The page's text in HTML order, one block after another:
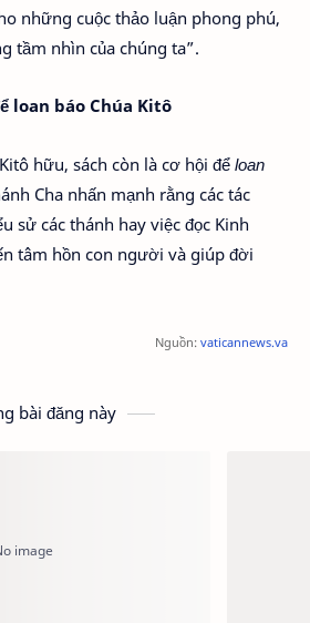
những cuộc thảo luận phong phú,
tầm nhìn của chúng ta”.
loan báo Chúa Kitô
hữu, sách còn là cơ hội để loan
Cha nhấn mạnh rằng các tác
sử các thánh hay việc đọc Kinh
tâm hồn con người và giúp đời
Nguồn: vaticannews.va
bài đăng này